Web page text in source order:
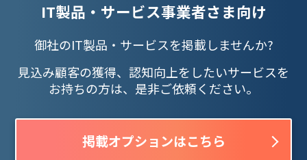
IT製品・サービス事業者さま向け
御社のIT製品・サービスを掲載しませんか?
見込み顧客の獲得、認知向上をしたいサービスを
お持ちの方は、是非ご依頼ください。
掲載オプションはこちら